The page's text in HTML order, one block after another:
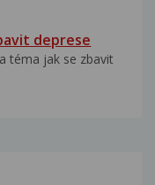
deprese
téma jak se zbavit